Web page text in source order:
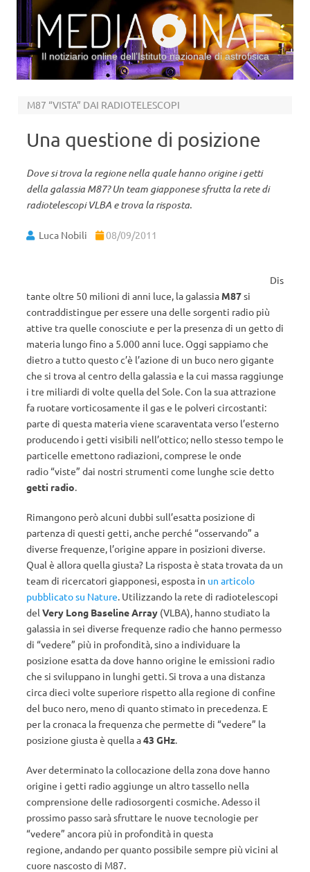
Il notiziario online dell’Istituto nazionale di astrofisica
M87 “VISTA” DAI RADIOTELESCOPI
Una questione di posizione
Dove si trova la regione nella quale hanno origine i getti
della galassia M87? Un team giapponese sfrutta la rete di
radiotelescopi VLBA e trova la risposta.
Luca Nobili 08/09/2011
Dis
tante oltre 50 milioni di anni luce, la galassia M87si
contraddistingue per essere una delle sorgenti radio più
attive tra quelle conosciute e per la presenza di un getto di
materia lungo fino a 5.000 anni luce. Oggi sappiamo che
dietro a tutto questo c’è l’azione di un buco nero gigante
che si trova al centro della galassia e la cui massa raggiunge
i tre miliardi di volte quella del Sole. Con la sua attrazione
fa ruotare vorticosamente il gas e le polveri circostanti:
parte di questa materia viene scaraventata verso l’esterno
producendo i getti visibili nell’ottico; nello stesso tempo le
particelle emettono radiazioni, comprese le onde
radio “viste” dai nostri strumenti come lunghe scie detto
getti radio.
Rimangono però alcuni dubbi sull’esatta posizione di
partenza di questi getti, anche perché “osservando” a
diverse frequenze, l’origine appare in posizioni diverse.
Qual è allora quella giusta? La risposta è stata trovata da un
team di ricercatori giapponesi, esposta in un articolo
pubblicato su Nature. Utilizzando la rete di radiotelescopi
del Very Long Baseline Array (VLBA), hanno studiato la
galassia in sei diverse frequenze radio che hanno permesso
di “vedere” più in profondità, sino a individuare la
posizione esatta da dove hanno origine le emissioni radio
che si sviluppano in lunghi getti. Si trova a una distanza
circa dieci volte superiore rispetto alla regione di confine
del buco nero, meno di quanto stimato in precedenza. E
per la cronaca la frequenza che permette di “vedere” la
posizione giusta è quella a43 GHz.
Aver determinato la collocazione della zona dove hanno
origine i getti radio aggiunge un altro tassello nella
comprensione delle radiosorgenti cosmiche. Adesso il
prossimo passo sarà sfruttare le nuove tecnologie per
“vedere” ancora più in profondità in questa
regione, andando per quanto possibile sempre più vicini al
cuore nascosto di M87.